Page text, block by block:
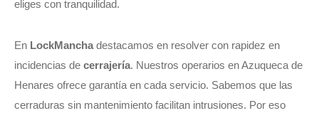
eliges con tranquilidad.
En LockMancha destacamos en resolver con rapidez en
incidencias de cerrajería. Nuestros operarios en Azuqueca de
Henares ofrece garantía en cada servicio. Sabemos que las
cerraduras sin mantenimiento facilitan intrusiones. Por eso